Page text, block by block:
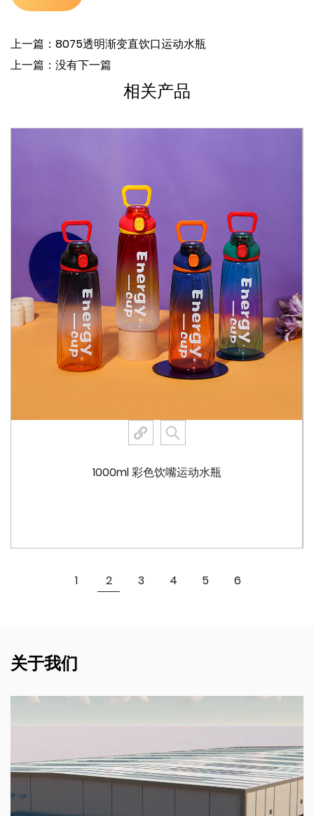
透明度，使水壶能够长时间保持透明度，而不会变得浑浊或
8072 透明简约字母运动水壶重 138 克，在轻便和坚固之间
取得了平衡。这款水瓶的容量为 750 毫升，是全天补水的
理想伴侣，无论您是在健身房、徒步旅行还是只是进行日常
户。瓶子的透明度还使您可以轻松监控您的饮水量，因为它
在瓶子表面配备了清晰标记的水位指示器。这些指示器可帮
助您跟踪您的补水情况并鼓励您全天定期饮水。
8072 水瓶有多种颜色可供选择，包括黑色、绿色、蓝色和
红色。这些颜色选项让您可以选择一款符合您的个人风格或
与您的运动装备相配的水瓶。颜色鲜艳而有品位，为您的补
水习惯增添了一丝个性。每种颜色的变体都保留了瓶子的透
明度，因此您仍然可以轻松看到里面的水位。
这款水瓶的设计考虑到了实用性。它采用便携防漏设计，确
留在瓶子内，即使在旅行或运动过程中受到挤压也是如此。
子可以拆卸进行彻底清洁，确保您可以轻松保持其卫生。此
量为 150 瓶。包装尺寸为854164CM，为运输和储存提供了
除了实用功能外，8072水瓶的设计还考虑到了便携性。它
理想选择。瓶子的紧凑尺寸确保它可以轻松放入标准杯架、
健身包和背包中。无论您是去健身房、跑步还是只是上下
班，这款水瓶都是方便可靠的伴侣。
8072水瓶采用先进的防漏技术，即使倒置或摇晃也能防止
水从瓶子中漏出。对于那些需要可靠水瓶的人来说，这是一
个绝妙的选择，可以在健身房、办公室或户外等各种场合使
上一篇：8075透明渐变直饮口运动水瓶
上一篇：没有下一篇
相关产品
1000ml 彩色饮嘴运动水瓶
1
2 3 4 5 6
关于我们